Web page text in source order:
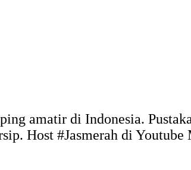
amatir di Indonesia.
Host #Jasmerah di